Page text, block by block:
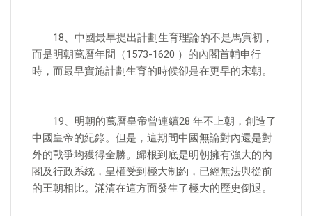
18、中國最早提出計劃生育理論的不是馬寅初，
而是明朝萬曆年間（1573-1620 ）的內閣首輔申行
時，而最早實施計劃生育的時候卻是在更早的宋朝。
19、明朝的萬曆皇帝曾連續28 年不上朝，創造了
中國皇帝的紀錄。但是，這期間中國無論對內還是對
外的戰爭均獲得全勝。歸根到底是明朝擁有強大的內
閣及行政系統，皇權受到極大制約，已經無法與從前
的王朝相比。滿清在這方面發生了極大的歷史倒退。